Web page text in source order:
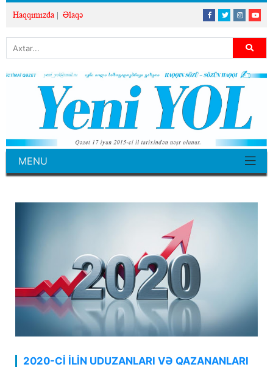
Haqqımızda Əlaqə
MENU
2020-Cİ İLİN UDUZANLARI VƏ QAZANANLARI